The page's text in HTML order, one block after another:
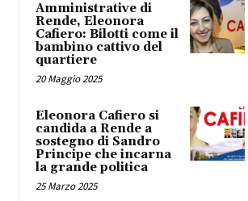
Amministrative di
Rende, Eleonora
Cafiero: Bilotti come il
bambino cattivo del
quartiere
20 Maggio 2025
Eleonora Cafiero si
candida a Rende a
sostegno di Sandro
Principe che incarna
la grande politica
25 Marzo 2025